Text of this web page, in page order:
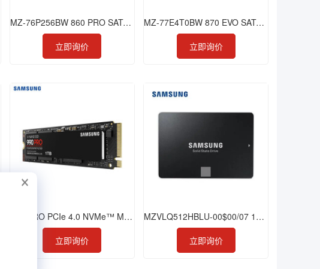
MZ-76P256BW 860 PRO SATA 2.5 256GB
立即询价
MZ-77E4T0BW 870 EVO SATA 2.5 4TB
立即询价
990 PRO PCIe 4.0 NVMe™ M.2 2TB
立即询价
MZVLQ512HBLU-00$00/07 1TB PM991a PCIe 4.0 x4 ，NVME
立即询价